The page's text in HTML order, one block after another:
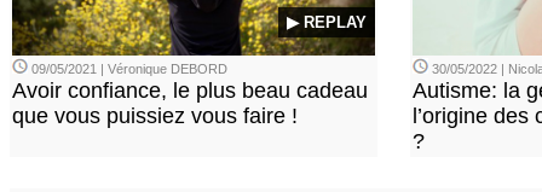
▶ REPLAY
09/05/2021 | Véronique DEBORD
Avoir confiance, le plus beau cadeau
que vous puissiez vous faire !
30/05/2022 |
Autisme: la
l’origine
?